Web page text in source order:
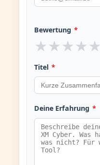
Bewertung *
★ ★ ★ ★ ★
Titel *
Deine Erfahrung *